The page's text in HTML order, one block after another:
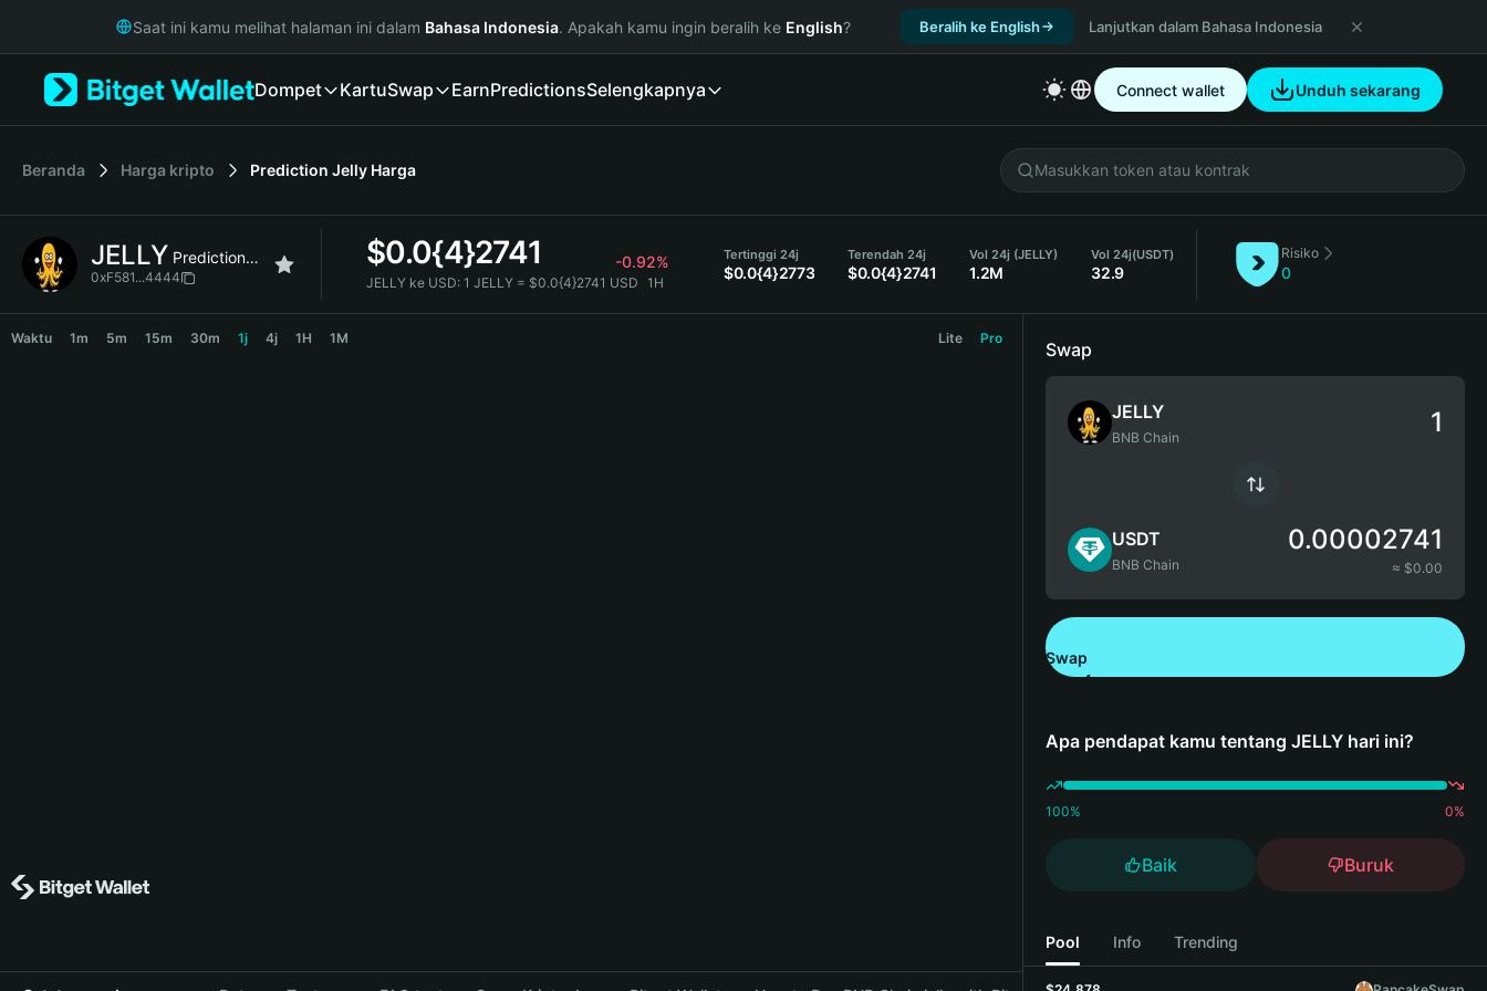
Русский
Italiano
简体中文
繁體中文
Bahasa Indonesia
Saat ini kamu melihat halaman ini dalam Bahasa Indonesia. Apakah kamu ingin beralih ke English? Beralih ke English Lanjutkan dalam Bahasa Indonesia
Dompet KartuSwap EarnPredictionsSelengkapnya Connect wallet Unduh sekarang
Beranda Harga kripto Prediction Jelly Harga
JELLY Prediction Jelly
0xF581...4444
$0.0{4}2741 -0.92%
JELLY ke USD: 1 JELLY = $0.0{4}2741 USD 1H
Tertinggi 24j
$0.0{4}2773
Terendah 24j
$0.0{4}2741
Vol 24j (JELLY)
1.2M
Vol 24j(USDT)
32.9
Risiko
0
Waktu 1m 5m 15m 30m 1j 4j 1H 1M Lite Pro
Swap
JELLY
BNB Chain
USDT
BNB Chain
0.00002741
≈ $0.00
Swap
Apa pendapat kamu tentang JELLY hari ini?
100% 0%
Baik Buruk
Pool Info Trending